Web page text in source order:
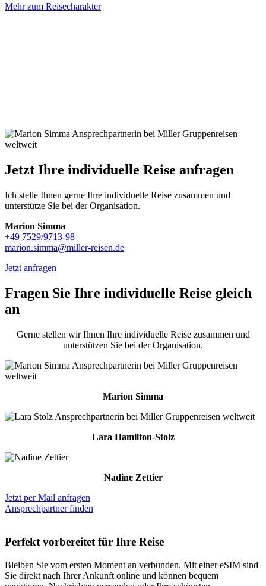
Mehr zum Reisecharakter
Jetzt Ihre individuelle Reise anfragen
Ich stelle Ihnen gerne Ihre individuelle Reise zusammen und
unterstütze Sie bei der Organisation.
Marion Simma
+49 7529/9713-98
marion.simma@miller-reisen.de
Jetzt anfragen
Fragen Sie Ihre individuelle Reise gleich
an
Gerne stellen wir Ihnen Ihre individuelle Reise zusammen und
unterstützen Sie bei der Organisation.
Marion Simma
Lara Hamilton-Stolz
Nadine Zettier
Jetzt per Mail anfragen
Ansprechpartner finden
Perfekt vorbereitet für Ihre Reise
Bleiben Sie vom ersten Moment an verbunden. Mit einer eSIM sind
Sie direkt nach Ihrer Ankunft online und können bequem